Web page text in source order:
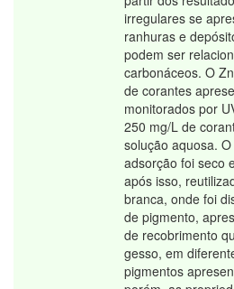
irregulares se
ranhuras e
podem ser
carbonáceos. O
de corantes
monitorados por
250 mg/L de
solução aquosa.
adsorção foi seco
após isso,
branca, onde foi
de pigmento,
de recobrimento
gesso, em
pigmentos